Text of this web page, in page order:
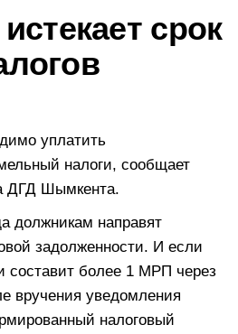
срок
уплатить
налоги, сообщает
ДГД Шымкента.
должникам направят
задолженности. И если
составит более 1 МРП через
вручения уведомления
налоговый